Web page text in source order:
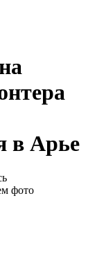
в Арье
фото